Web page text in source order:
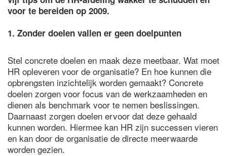
voor te bereiden op 2009.
1. Zonder doelen vallen er geen doelpunten
Stel concrete doelen en maak deze meetbaar. Wat moet
HR opleveren voor de organisatie? En hoe kunnen die
opbrengsten inzichtelijk worden gemaakt? Concrete
doelen zorgen voor focus van de werkzaamheden en
dienen als benchmark voor te nemen beslissingen.
Daarnaast zorgen doelen ervoor dat deze gehaald
kunnen worden. Hiermee kan HR zijn successen vieren
en kan door de organisatie de directe meerwaarde
worden gezien.